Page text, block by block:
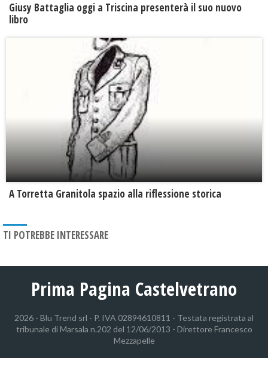
Giusy Battaglia oggi a Triscina presenterà il suo nuovo
libro
​A Torretta Granitola spazio alla riflessione storica
TI POTREBBE INTERESSARE
Prima Pagina Castelvetrano
2026 - Blu Trend srl - P. IVA 02894610811 - Testata registrata al
tribunale di Marsala n.202 del 12/06/2013 - Direttore Francesco
Mezzapelle